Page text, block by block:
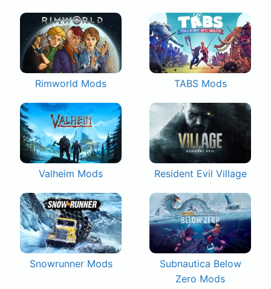
Rimworld Mods TABS Mods
Valheim Mods Resident Evil Village
Snowrunner Mods
Subnautica Below
Zero Mods